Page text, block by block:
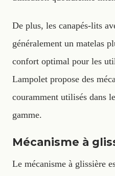
De plus, les canapés-lits
généralement un matelas
confort optimal pour les
Lampolet propose des
couramment utilisés dans
gamme.
Mécanisme à
Le mécanisme à glissière